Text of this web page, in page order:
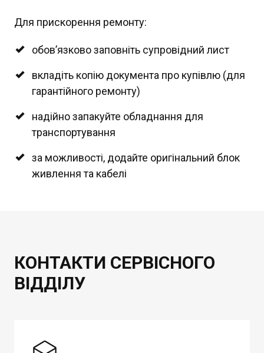
Для прискорення ремонту:
обов’язково заповніть супровідний лист
вкладіть копію документа про купівлю (для
гарантійного ремонту)
надійно запакуйте обладнання для
транспортування
за можливості, додайте оригінальний блок
живлення та кабелі
КОНТАКТИ СЕРВІСНОГО
ВІДДІЛУ